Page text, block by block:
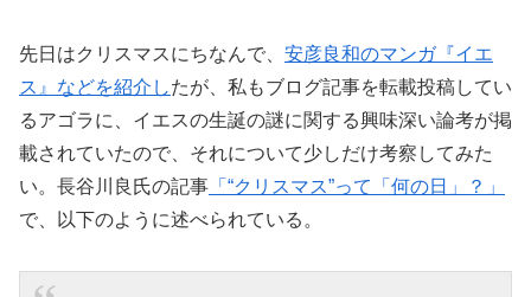
先日はクリスマスにちなんで、 安彦良和のマンガ『イエ
ス』などを紹介したが、私もブログ記事を転載投稿してい
るアゴラに、イエスの生誕の謎に関する興味深い論考が掲
載されていたので、それについて少しだけ考察してみた
い。長谷川良氏の記事 「“クリスマス”って「何の日」？」
で、以下のように述べられている。